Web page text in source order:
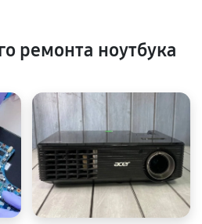
ремонта ноутбука